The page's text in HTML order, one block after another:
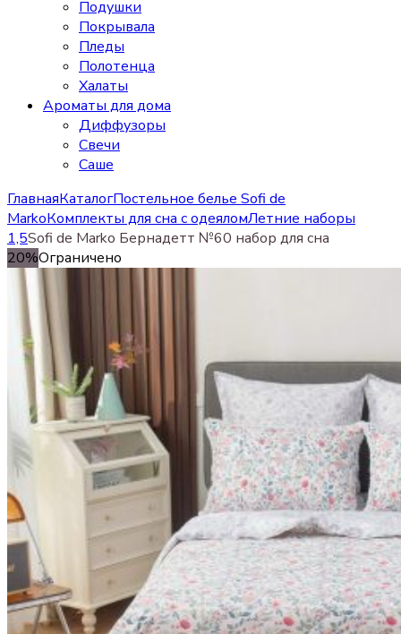
Подушки
Покрывала
Пледы
Полотенца
Халаты
Ароматы для дома
Диффузоры
Свечи
Cаше
ГлавнаяКаталогПостельное белье Sofi de
MarkoКомплекты для сна с одеяломЛетние наборы
1,5Sofi de Marko Бернадетт №60 набор для сна
20%Ограничено